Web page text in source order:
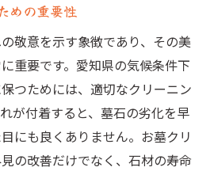
ッショナルによるお墓クリー
ニング業者の活躍
部へのこだわり
選びのポイント
ニング技術の秘密
めの重要性
敬意を示す象徴であり、その美
重要です。愛知県の気候条件下
つためには、適切なクリーニン
が付着すると、墓石の劣化を早
にも良くありません。お墓クリ
の改善だけでなく、石材の寿命